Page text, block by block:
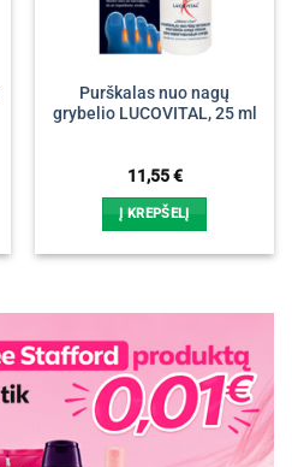
Purškalas nuo nagų
grybelio LUCOVITAL, 25 ml
11,55€
Į KREPŠELĮ